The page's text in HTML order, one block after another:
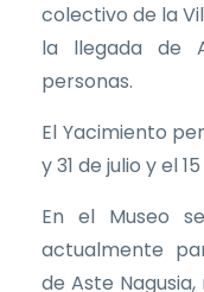
colectivo de la
la llegada de
personas.
El Yacimiento
y 31 de julio y el
En el Museo
actualmente
de Aste